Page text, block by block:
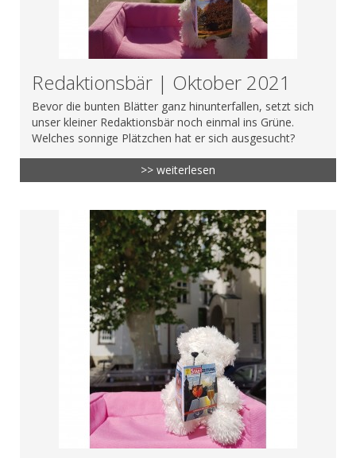
Redaktionsbär | Oktober 2021
Bevor die bunten Blätter ganz hinunterfallen, setzt sich
unser kleiner Redaktionsbär noch einmal ins Grüne.
Welches sonnige Plätzchen hat er sich ausgesucht?
>> weiterlesen